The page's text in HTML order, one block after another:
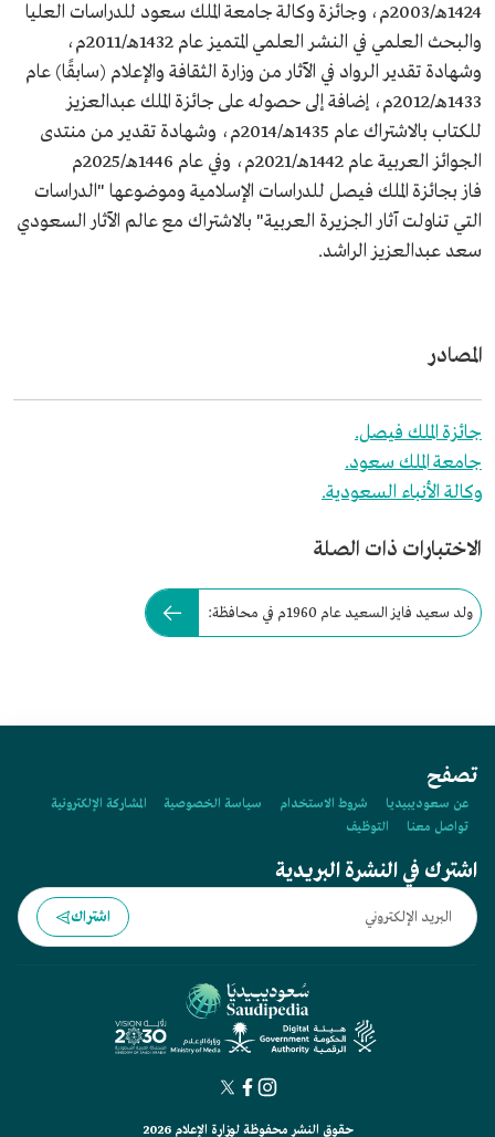
1424هـ/2003م، وجائزة وكالة جامعة الملك سعود للدراسات العليا
والبحث العلمي في النشر العلمي المتميز عام 1432هـ/2011م،
وشهادة تقدير الرواد في الآثار من وزارة الثقافة والإعلام (سابقًا) عام
1433هـ/2012م، إضافة إلى حصوله على جائزة الملك عبدالعزيز
للكتاب بالاشتراك عام 1435هـ/2014م، وشهادة تقدير من منتدى
الجوائز العربية عام 1442هـ/2021م، وفي عام 1446هـ/2025م
فاز بجائزة الملك فيصل للدراسات الإسلامية وموضوعها "الدراسات
التي تناولت آثار الجزيرة العربية" بالاشتراك مع عالم الآثار السعودي
سعد عبدالعزيز الراشد.
المصادر
جائزة الملك فيصل.
جامعة الملك سعود.
وكالة الأنباء السعودية.
الاختبارات ذات الصلة
ولد سعيد فايز السعيد عام 1960م في محافظة:
تصفح
عن سعوديبيديا شروط الاستخدام سياسة الخصوصية
المشاركة الإلكترونية
تواصل معنا
التوظيف
اشترك في النشرة البريدية
اشتراك
حقوق النشر محفوظة لوزارة الإعلام 2026